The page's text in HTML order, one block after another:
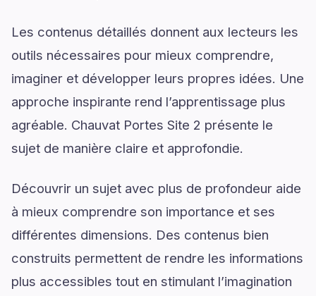
Les contenus détaillés donnent aux lecteurs les
outils nécessaires pour mieux comprendre,
imaginer et développer leurs propres idées. Une
approche inspirante rend l’apprentissage plus
agréable. Chauvat Portes Site 2 présente le
sujet de manière claire et approfondie.
Découvrir un sujet avec plus de profondeur aide
à mieux comprendre son importance et ses
différentes dimensions. Des contenus bien
construits permettent de rendre les informations
plus accessibles tout en stimulant l’imagination